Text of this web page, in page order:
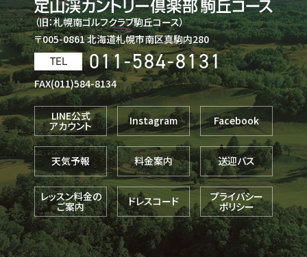
（旧：札幌南ゴルフクラブ駒丘コース）
〒005-0861 北海道札幌市南区真駒内280
TEL 011-584-8131
FAX(011)584-8134
LINE公式
アカウント Instagram Facebook
天気予報 料金案内 送迎バス
レッスン料金の
ご案内 ドレスコード プライバシー
ポリシー